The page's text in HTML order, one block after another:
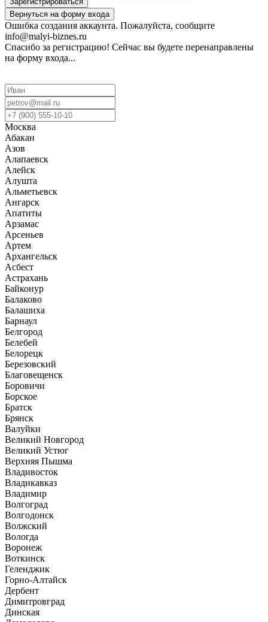
Вернуться на форму входа
Ошибка создания аккаунта. Пожалуйста, сообщите
info@malyi-biznes.ru
Спасибо за регистрацию! Сейчас вы будете перенаправлены
на форму входа...
Москва
Абакан
Азов
Алапаевск
Алейск
Алушта
Альметьевск
Ангарск
Апатиты
Арзамас
Арсеньев
Артем
Архангельск
Асбест
Астрахань
Байконур
Балаково
Балашиха
Барнаул
Белгород
Белебей
Белорецк
Березовский
Благовещенск
Боровичи
Борское
Братск
Брянск
Валуйки
Великий Новгород
Великий Устюг
Верхняя Пышма
Владивосток
Владикавказ
Владимир
Волгоград
Волгодонск
Волжский
Вологда
Воронеж
Воткинск
Геленджик
Горно-Алтайск
Дербент
Димитровград
Динская